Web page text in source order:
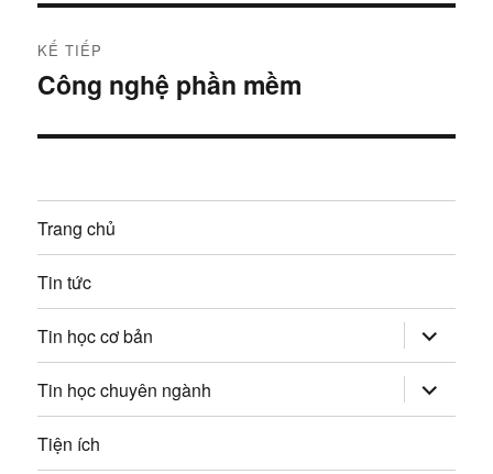
u
h
ư
n
g
b
à
i
v
i
t
r
ớ
:
KẾ TIẾP
B
i
i
ế
Công nghệ phần mềm
Trang chủ
Tin tức
Tin học cơ bản mở
rộng
trình
đơn
con
Tin học chuyên ngành mở
rộng
trình
Tiện ích